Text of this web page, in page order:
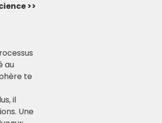
>>
au
te
il
Une